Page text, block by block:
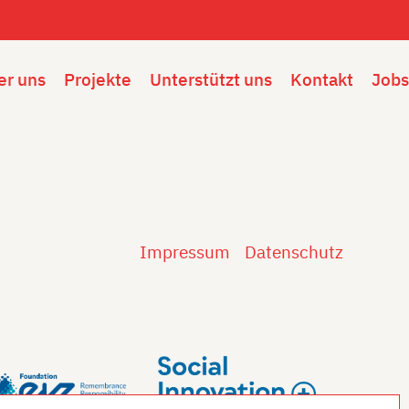
uns Projekte Unterstützt uns Kontakt Jobs
Impressum Datenschutz